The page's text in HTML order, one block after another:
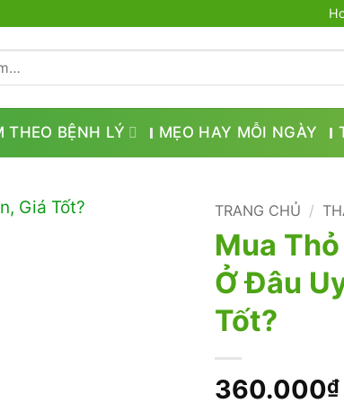
THEO BỆNH LÝ MẸO HAY MỖI NGÀY
TRANG CHỦ /
Mua
Ở Đâu
Tốt?
360.000₫